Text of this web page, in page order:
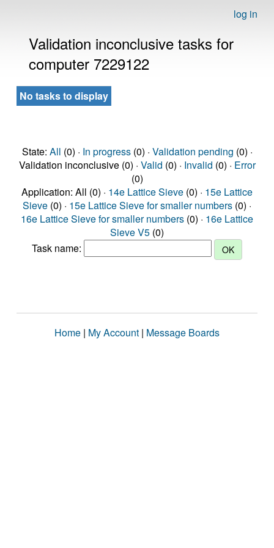
log in
Validation inconclusive tasks for
computer 7229122
No tasks to display
State: All (0) · In progress(0) · Validation pending (0) ·
Validation inconclusive (0) · Valid (0) · Invalid (0) · Error
(0)
Application: All (0) · 14e Lattice Sieve (0) · 15e Lattice
Sieve (0) · 15e Lattice Sieve for smaller numbers (0) ·
16e Lattice Sieve for smaller numbers (0) · 16e Lattice
Sieve V5 (0)
Task name:
Home | My Account | Message Boards